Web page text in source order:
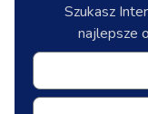
Szukasz
najlepsze